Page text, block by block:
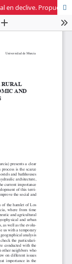
Los Baños de Mula (Murcia): Un entorno rural en declive. Propuestas patrimoniales y didácticas